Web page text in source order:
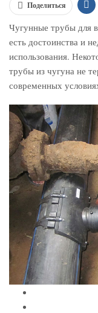
Поделиться
Чугунные трубы для
есть достоинства и
использования.
трубы из чугуна не
современных